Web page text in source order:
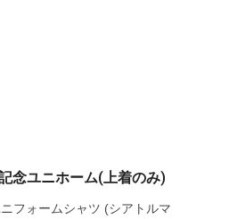
念ユニホーム(上着のみ)
フォームシャツ (シアトルマ